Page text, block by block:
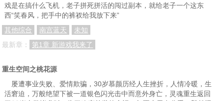
戏是在搞什么飞机，老子拼死拼活的闯过副本，就给老子一个这东
西“笑春风，把手中的裤衩给我放下来”
其他综合
南宫蓝天
未知
最新章：
第1章 新游戏我来了
重生空间之桃花源
屡遭事业失败、爱情欺骗，30岁慕颜历经人生挫折，人情冷暖，生
活窘迫，万般绝望下被一道银色闪光击中而意外身亡，灵魂重生返回